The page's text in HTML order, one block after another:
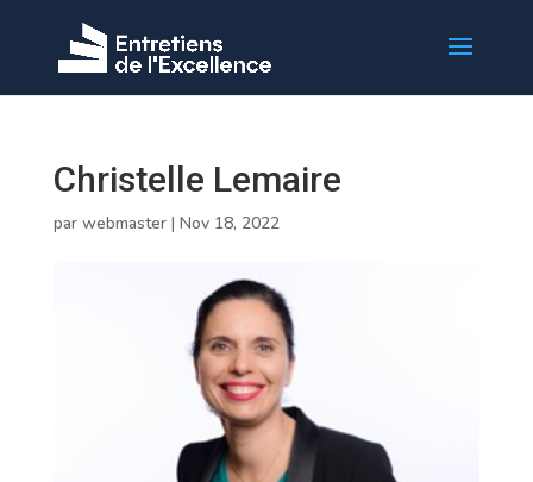
Christelle Lemaire
par webmaster| Nov 18, 2022